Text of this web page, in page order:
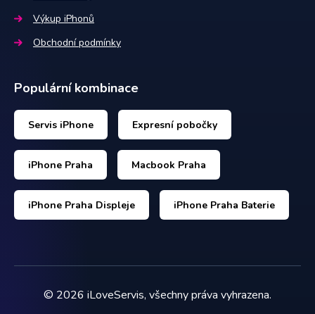
Výkup iPhonů
Obchodní podmínky
Populární kombinace
Servis iPhone Expresní pobočky
iPhone Praha Macbook Praha
iPhone Praha Displeje iPhone Praha Baterie
© 2026 iLoveServis, všechny práva vyhrazena.